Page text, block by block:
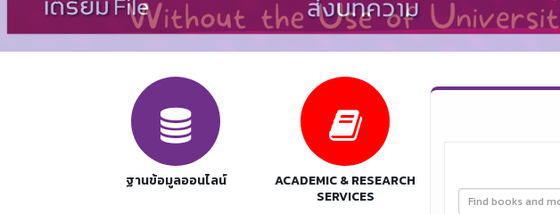
ฐานข้อมูลออนไลน์
ACADEMIC & RESEARCH
SERVICES